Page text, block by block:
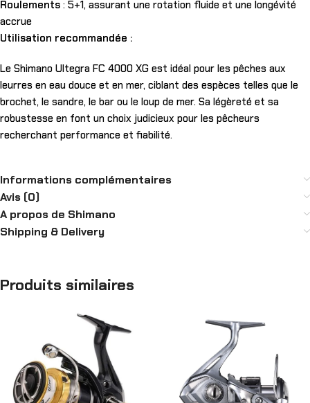
Roulements : 5+1, assurant une rotation fluide et une longévité
accrue
Utilisation recommandée :
Le Shimano Ultegra FC 4000 XG est idéal pour les pêches aux
leurres en eau douce et en mer, ciblant des espèces telles que le
brochet, le sandre, le bar ou le loup de mer. Sa légèreté et sa
robustesse en font un choix judicieux pour les pêcheurs
recherchant performance et fiabilité.
Informations complémentaires
Avis (0)
A propos de Shimano
Shipping & Delivery
Produits similaires